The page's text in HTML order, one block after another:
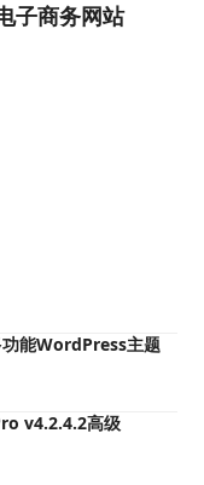
子商务网站
能WordPress主题
v4.2.4.2高级